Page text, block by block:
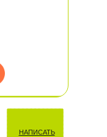
НАПИСАТЬ